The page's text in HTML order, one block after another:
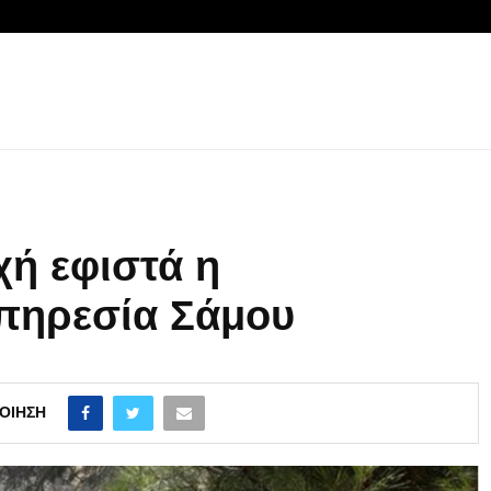
εφιστά η
Σάμου